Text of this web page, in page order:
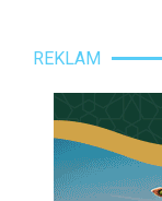
REKLAM